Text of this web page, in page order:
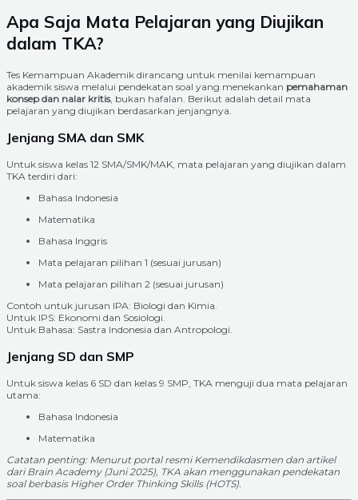
Apa Saja Mata Pelajaran yang Diujikan
dalam TKA?
Tes Kemampuan Akademik dirancang untuk menilai kemampuan
akademik siswa melalui pendekatan soal yang menekankan pemahaman
konsep dan nalar kritis, bukan hafalan. Berikut adalah detail mata
pelajaran yang diujikan berdasarkan jenjangnya.
Jenjang SMA dan SMK
Untuk siswa kelas 12 SMA/SMK/MAK, mata pelajaran yang diujikan dalam
TKA terdiri dari:
Bahasa Indonesia
Matematika
Bahasa Inggris
Mata pelajaran pilihan 1 (sesuai jurusan)
Mata pelajaran pilihan 2 (sesuai jurusan)
Contoh untuk jurusan IPA: Biologi dan Kimia.
Untuk IPS: Ekonomi dan Sosiologi.
Untuk Bahasa: Sastra Indonesia dan Antropologi.
Jenjang SD dan SMP
Untuk siswa kelas 6 SD dan kelas 9 SMP, TKA menguji dua mata pelajaran
utama:
Bahasa Indonesia
Matematika
Catatan penting: Menurut portal resmi Kemendikdasmen dan artikel
dari Brain Academy (Juni 2025), TKA akan menggunakan pendekatan
soal berbasis Higher Order Thinking Skills (HOTS).